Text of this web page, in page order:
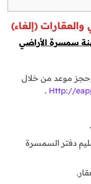
(إلغاء)
سمسرة الأراضي
موعد من خلال
Http://
.
دفتر السمسرة